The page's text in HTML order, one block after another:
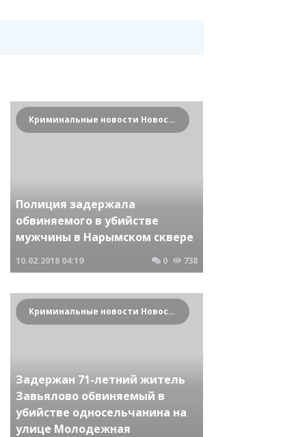
Криминальные новости Новосибирска и Сибирского региона
Полиция задержала
обвиняемого в убийстве
мужчины в Нарымском сквере
10.02.2018 04:19 0 738
Криминальные новости Новосибирска и Сибирского региона
Задержан 71-летний житель
Завьялово обвиняемый в
убийстве односельчанина на
улице Молодежная